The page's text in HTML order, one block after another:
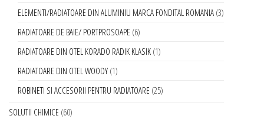
ELEMENTI/RADIATOARE DIN ALUMINIU MARCA FONDITAL ROMANIA 3
RADIATOARE DE BAIE/ PORTPROSOAPE 6
RADIATOARE DIN OTEL KORADO RADIK KLASIK 1
RADIATOARE DIN OTEL WOODY 1
ROBINETI SI ACCESORII PENTRU RADIATOARE 25
SOLUTII CHIMICE 60